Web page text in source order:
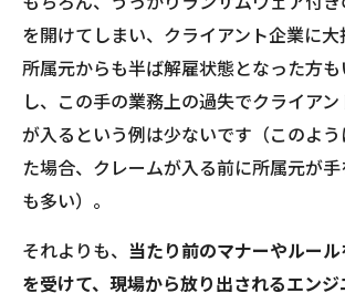
を開けてしまい、クライアント企業に大
所属元からも半ば解雇状態となった方
し、この手の業務上の過失でクライア
が入るという例は少ないです（このよ
た場合、クレームが入る前に所属元が
も多い）。
それよりも、 当たり前のマナーやルー
を受けて、現場から放り出されるエン